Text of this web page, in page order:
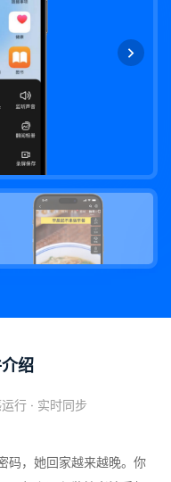
绍
行 · 实时同步
码，她回家越来越晚。你